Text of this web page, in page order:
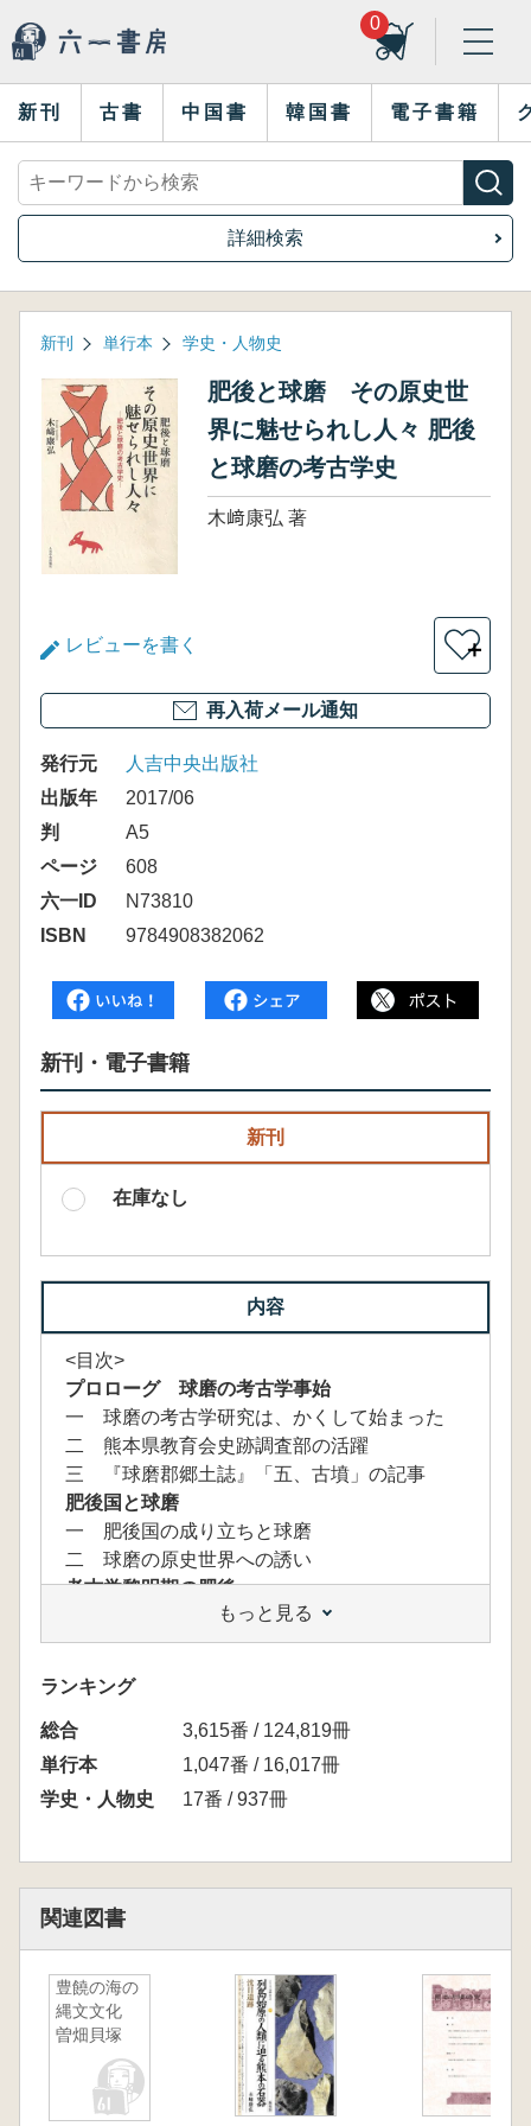
0
新刊 古書 中国書 韓国書 電子書籍
詳細検索
新刊 単行本 学史・人物史
肥後と球磨 その原史世
界に魅せられし人々 肥後
と球磨の考古学史
木﨑康弘 著
レビューを書く ＋
再入荷メール通知
発行元
人吉中央出版社
出版年
2017/06
判
A5
ページ
608
六一ID
N73810
ISBN
9784908382062
新刊・電子書籍
新刊
在庫なし
内容
<目次>
プロローグ 球磨の考古学事始
一 球磨の考古学研究は、かくして始まった
二 熊本県教育会史跡調査部の活躍
三 『球磨郡郷土誌』「五、古墳」の記事
肥後国と球磨
一 肥後国の成り立ちと球磨
二 球磨の原史世界への誘い
考古学黎明期の肥後
二 石器時代遺跡への注目
三 肥後の古墳への注目
四 肥後考古学の息吹き
明治期、球磨の考古学
一 「人骨及刀剱類発堀御届」と稲留三郎翁の
類推
二 土佐の考古学者・寺石正路、闡幽舎主人と
五 八木奘三郎・江藤正澄・田代離三と湯山の
考古学揺籃期の肥後
一 はじめに
二 熊本県における史跡顕彰の原点
三 考古学者たちの肥後訪問と古墳調査
四 京都帝国大学と肥後の考古学
もっと見る
ランキング
総合
3,615番 / 124,819冊
単行本
1,047番 / 16,017冊
学史・人物史
17番 / 937冊
関連図書
豊饒の海の
縄文文化
曽畑貝塚